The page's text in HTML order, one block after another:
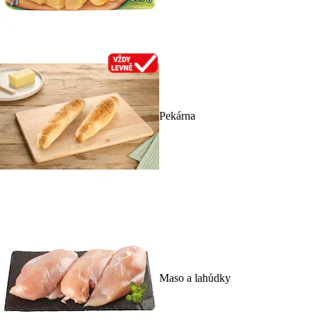
Pekárna
Maso a lahůdky